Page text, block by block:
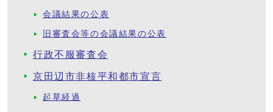
会議結果の公表
旧審査会等の会議結果の公表
行政不服審査会
京田辺市非核平和都市宣言
起草経過